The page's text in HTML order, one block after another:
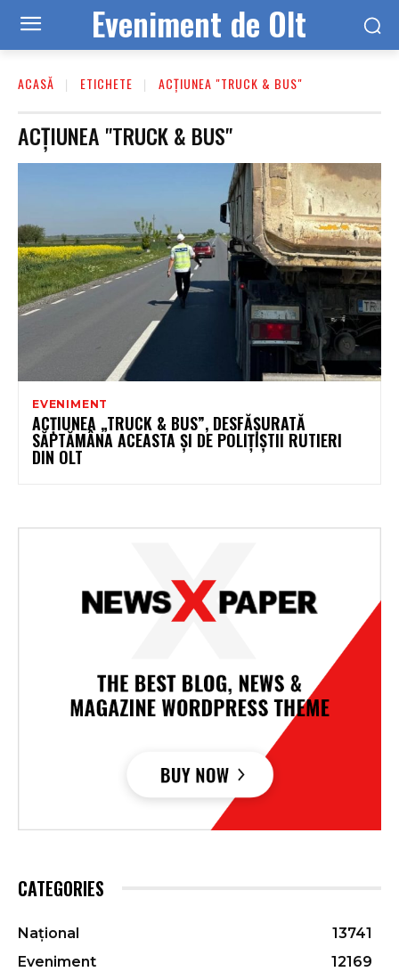
Eveniment de Olt
ACASĂ ETICHETE ACȚIUNEA "TRUCK & BUS"
ACȚIUNEA "TRUCK & BUS"
EVENIMENT
ACȚIUNEA „TRUCK & BUS”, DESFĂȘURATĂ
SĂPTĂMÂNA ACEASTA ȘI DE POLIȚIȘTII RUTIERI
DIN OLT
CATEGORIES
Național
13741
Eveniment
12169